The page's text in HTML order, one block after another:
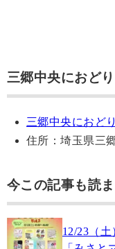
三郷中央におど
三郷中央におど
住所：埼玉県三
今この記事も読
12/23（